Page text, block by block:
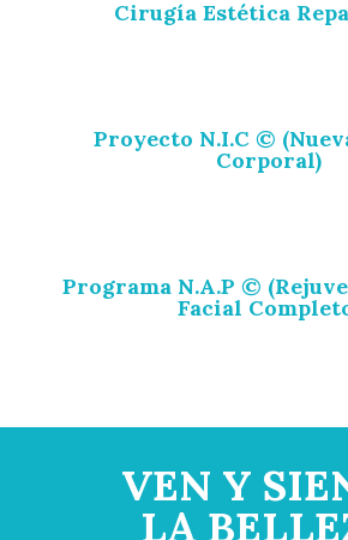
Cirugía Estética
Proyecto N.I.C ©
Corporal)
Programa N.A.P ©
Facial
VEN Y
LA